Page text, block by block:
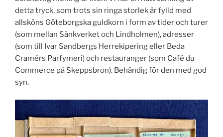
detta tryck, som trots sin ringa storlek är fylld med
allsköns Göteborgska guldkorn i form av tider och turer
(som mellan Sänkverket och Lindholmen), adresser
(som till Ivar Sandbergs Herrekipering eller Beda
Cramérs Parfymeri) och restauranger (som Café du
Commerce på Skeppsbron). Behändig för den med god
syn.